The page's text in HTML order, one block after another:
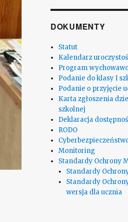
DOKUMENTY
Statut
Kalendarz
Program
Podanie do klasy I
Podanie o przyjęcie
Karta zgłoszenia
szkolnej
Deklaracja
RODO
Monitoring
Standardy Ochrony
Standardy
Standardy
wersja dla ucznia